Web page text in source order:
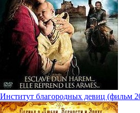
Институт благородных девиц (фильм